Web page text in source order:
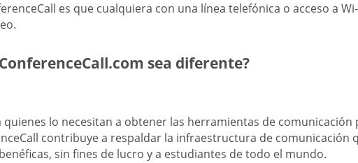
es que cualquiera con una línea telefónica o acceso a
sea diferente?
lo necesitan a obtener las herramientas de
contribuye a respaldar la infraestructura de
sin fines de lucro y a estudiantes de todo el mundo.